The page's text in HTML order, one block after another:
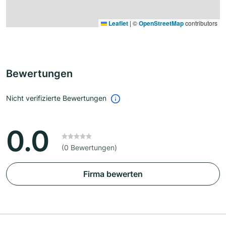
Leaflet | ©OpenStreetMapcontributors
Bewertungen
Nicht verifizierte Bewertungen
0.0 (0 Bewertungen)
Firma bewerten